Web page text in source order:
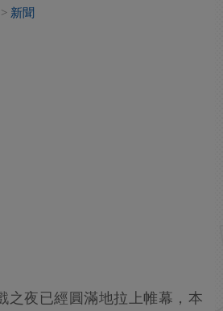
新聞
之夜已經圓滿地拉上帷幕，本